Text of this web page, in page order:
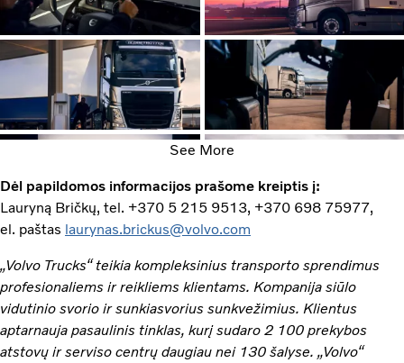
See More
Dėl papildomos informacijos prašome kreiptis į:
Lauryną Bričkų, tel. +370 5 215 9513, +370 698 75977,
el. paštas laurynas.brickus@volvo.com
„Volvo Trucks“ teikia kompleksinius transporto sprendimus
profesionaliems ir reikliems klientams. Kompanija siūlo
vidutinio svorio ir sunkiasvorius sunkvežimius. Klientus
aptarnauja pasaulinis tinklas, kurį sudaro 2 100 prekybos
atstovų ir serviso centrų daugiau nei 130 šalyse. „Volvo“